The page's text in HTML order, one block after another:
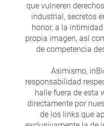
que vulneren
industrial, secretos
honor, a la
propia imagen, así
de competencia
Asimismo,
responsabilidad
halle fuera de esta
directamente por
de los links que